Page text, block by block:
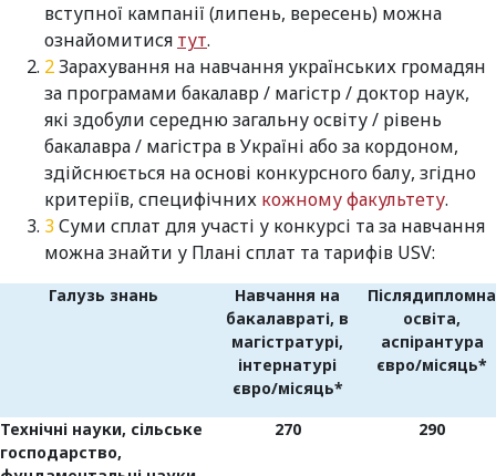
вступної кампанії (липень, вересень) можна
ознайомитися тут.
Зарахування на навчання українських громадян
за програмами бакалавр / магістр / доктор наук,
які здобули середню загальну освіту / рівень
бакалавра / магістра в Україні або за кордоном,
здійснюється на основі конкурсного балу, згідно
критеріїв, специфічних кожному факультету.
Суми сплат для участі у конкурсі та за навчання
можна знайти у Плані сплат та тарифів USV:
Галузь знань
Навчання на
бакалавраті, в
магістратурі,
інтернатурі
євро/місяць*
Післядипломна
освіта,
аспірантура
євро/місяць*
Технічні науки, сільське
господарство,
270 290